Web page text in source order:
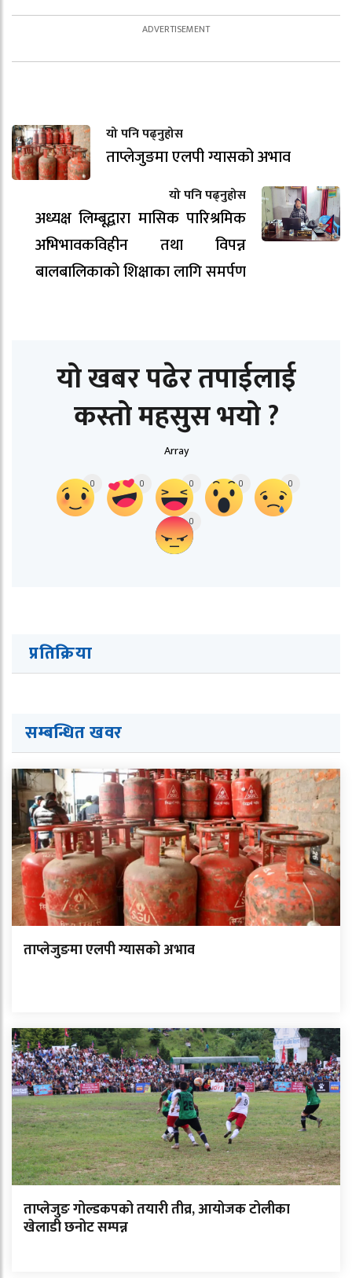
यो पनि पढ्नुहोस
ताप्लेजुङमा एलपी ग्यासको अभाव
यो पनि पढ्नुहोस
अध्यक्ष लिम्बूद्वारा मासिक पारिश्रमिक
अभिभावकविहीन तथा विपन्न
बालबालिकाको शिक्षाका लागि समर्पण
यो खबर पढेर तपाईलाई
कस्तो महसुस भयो ?
Array
0 0 0 0 0
0
प्रतिक्रिया
सम्बन्धित खवर
ताप्लेजुङमा एलपी ग्यासको अभाव
ताप्लेजुङ गोल्डकपको तयारी तीव्र, आयोजक टोलीका
खेलाडी छनोट सम्पन्न